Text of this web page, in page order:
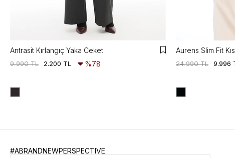
Antrasit Kırlangıç Yaka Ceket
2.200 TL
9.990 TL %78 9.996
24.990 TL
#ABRANDNEWPERSPECTIVE